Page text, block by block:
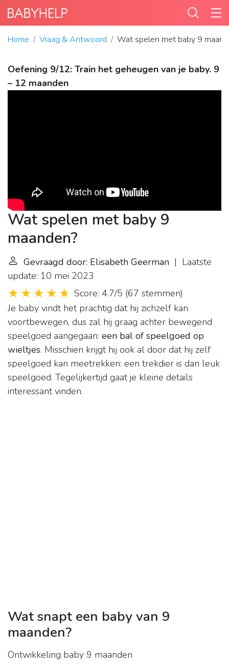
Home Vraag & Antwoord Wat spelen met baby 9
Oefening 9/12: Train het geheugen van je baby. 9
– 12 maanden
Wat spelen met baby 9
maanden?
Gevraagd door: Elisabeth Geerman | Laatste
update: 10 mei 2023
Score: 4.7/5 (67 stemmen)
Je baby vindt het prachtig dat hij zichzelf kan
voortbewegen, dus zal hij graag achter bewegend
speelgoed aangegaan: een bal of speelgoed op
wieltjes. Misschien krijgt hij ook al door dat hij zelf
speelgoed kan meetrekken: een trekdier is dan leuk
speelgoed. Tegelijkertijd gaat je kleine details
interessant vinden.
Wat snapt een baby van 9
maanden?
Ontwikkeling baby 9 maanden